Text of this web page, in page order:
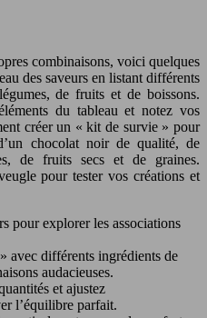
combinaisons, voici quelques
des saveurs en listant différents
de fruits et de boissons.
du tableau et notez vos
créer un « kit de survie » pour
chocolat noir de qualité, de
de fruits secs et de graines.
pour tester vos créations et
pour explorer les associations
avec différents ingrédients de
audacieuses.
et ajustez
l’équilibre parfait.